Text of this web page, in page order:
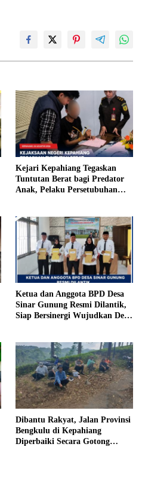
Kejari Kepahiang Tegaskan
Tuntutan Berat bagi Predator
Anak, Pelaku Persetubuhan
Penjara
Ketua dan Anggota BPD Desa
Sinar Gunung Resmi Dilantik,
Siap Bersinergi Wujudkan Desa
Dibantu Rakyat, Jalan Provinsi
Bengkulu di Kepahiang
Diperbaiki Secara Gotong